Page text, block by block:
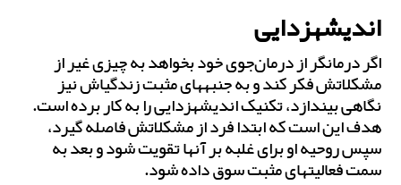
اندیشه‎زدایی
‎اگر درمانگر از درمان‌جوی خود بخواهد به چیزی غیر از
مشکلاتش فکر کند و به جنبه‎های مثبت زندگی‎اش نیز
نگاهی بیندازد، تکنیک اندیشه‎زدایی را به کار برده است.
هدف این است که ابتدا فرد از مشکلاتش فاصله گیرد،
سپس روحیه او برای غلبه بر آن‎ها تقویت شود و بعد به
سمت فعالیت‎های مثبت سوق داده شود.